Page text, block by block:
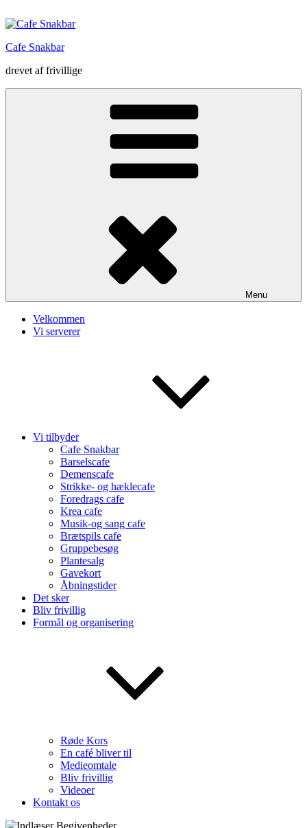
til
Cafe Snakbar
drevet af frivillige
Menu
Velkommen
Vi serverer
Vi tilbyder
Cafe Snakbar
Barselscafe
Demenscafe
Strikke- og hæklecafe
Foredrags cafe
Krea cafe
Musik-og sang cafe
Brætspils cafe
Gruppebesøg
Plantesalg
Gavekort
Åbningstider
Det sker
Bliv frivillig
Formål og organisering
Røde Kors
En café bliver til
Medieomtale
Bliv frivillig
Videoer
Kontakt os